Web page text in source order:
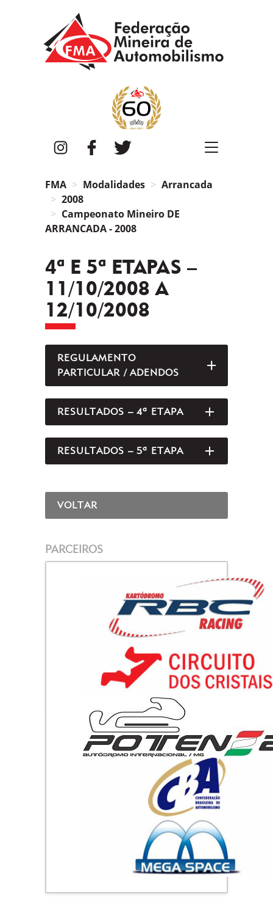
InstagramFacebook
FMA Modalidades
Arrancada
2008
Campeonato Mineiro DE
ARRANCADA - 2008
4ª E 5ª ETAPAS –
11/10/2008 A
12/10/2008
REGULAMENTO
PARTICULAR / ADENDOS
RESULTADOS – 4ª ETAPA
RESULTADOS – 5ª ETAPA
VOLTAR
PARCEIROS